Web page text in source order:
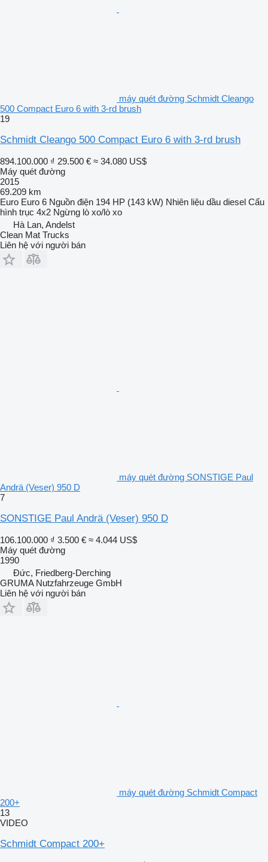
máy quét đường Schmidt Cleango
500 Compact Euro 6 with 3-rd brush
19
Schmidt Cleango 500 Compact Euro 6 with 3-rd brush
894.100.000 ₫ 29.500 € ≈ 34.080 US$
Máy quét đường
2015
69.209 km
Euro Euro 6 Nguồn điện 194 HP (143 kW) Nhiên liệu dầu diesel Cấu
hình trục 4x2 Ngừng lò xo/lò xo
Hà Lan, Andelst
Clean Mat Trucks
Liên hệ với người bán
máy quét đường SONSTIGE Paul
Andrä (Veser) 950 D
7
SONSTIGE Paul Andrä (Veser) 950 D
106.100.000 ₫ 3.500 € ≈ 4.044 US$
Máy quét đường
1990
Đức, Friedberg-Derching
GRUMA Nutzfahrzeuge GmbH
Liên hệ với người bán
máy quét đường Schmidt Compact
200+
13
VIDEO
Schmidt Compact 200+